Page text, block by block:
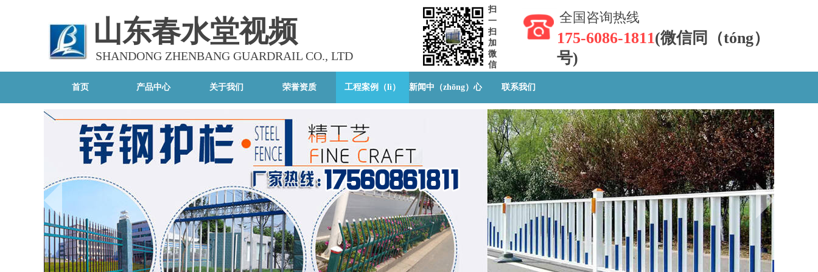
山东春水堂视频
app（bāng）护栏有限
公司
SHANDONG ZHENBANG GUARDRAIL CO., LTD
扫
一
扫
加
微
信
全国咨询热线
175-6086-1811(微信同（tóng）
号)
首页 产品中心 关于我们 荣誉资质 工程案例（lì） 新闻中（zhōng）心 联系我们